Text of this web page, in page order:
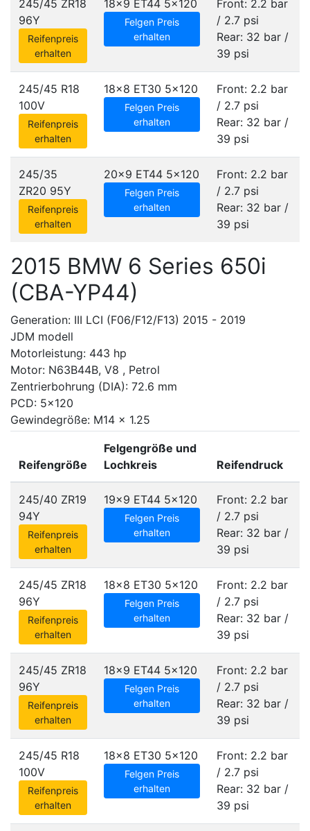
245/45 ZR18
96Y
Reifenpreis
erhalten
18x9 ET44 5x120
Felgen Preis
erhalten
Front: 2.2 bar
/ 2.7 psi
Rear: 32 bar /
39 psi
245/45 R18
100V
Reifenpreis
erhalten
18x8 ET30 5x120
Felgen Preis
erhalten
Front: 2.2 bar
/ 2.7 psi
Rear: 32 bar /
39 psi
245/35
ZR20 95Y
Reifenpreis
erhalten
20x9 ET44 5x120
Felgen Preis
erhalten
Front: 2.2 bar
/ 2.7 psi
Rear: 32 bar /
39 psi
2015 BMW 6 Series 650i
(CBA-YP44)
Generation: III LCI (F06/F12/F13) 2015 - 2019
JDM modell
Motorleistung: 443 hp
Motor: N63B44B, V8 , Petrol
Zentrierbohrung (DIA): 72.6 mm
PCD: 5x120
Gewindegröße: M14 x 1.25
Reifengröße
Felgengröße und
Lochkreis
Reifendruck
245/40 ZR19
94Y
Reifenpreis
erhalten
19x9 ET44 5x120
Felgen Preis
erhalten
Front: 2.2 bar
/ 2.7 psi
Rear: 32 bar /
39 psi
245/45 ZR18
96Y
Reifenpreis
erhalten
18x8 ET30 5x120
Felgen Preis
erhalten
Front: 2.2 bar
/ 2.7 psi
Rear: 32 bar /
39 psi
245/45 ZR18
96Y
Reifenpreis
erhalten
18x9 ET44 5x120
Felgen Preis
erhalten
Front: 2.2 bar
/ 2.7 psi
Rear: 32 bar /
39 psi
245/45 R18
100V
Reifenpreis
erhalten
18x8 ET30 5x120
Felgen Preis
erhalten
Front: 2.2 bar
/ 2.7 psi
Rear: 32 bar /
39 psi